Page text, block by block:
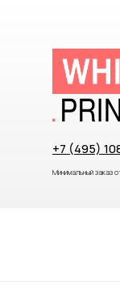
+7 (495)
Минимальный заказ